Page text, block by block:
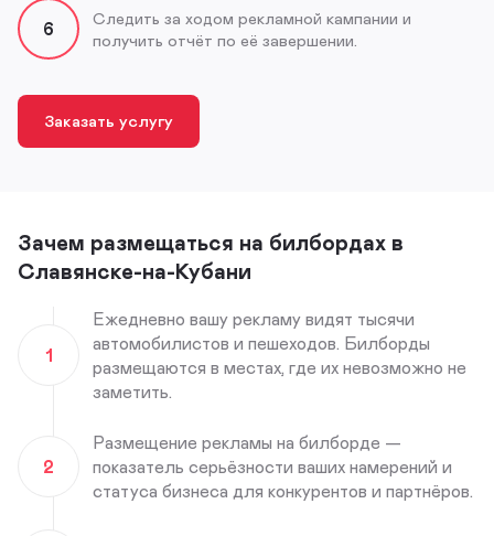
6
Следить за ходом рекламной кампании и
получить отчёт по её завершении.
Заказать услугу
Зачем размещаться на билбордах в
Славянске-на-Кубани
1
Ежедневно вашу рекламу видят тысячи
автомобилистов и пешеходов. Билборды
размещаются в местах, где их невозможно не
заметить.
2
Размещение рекламы на билборде —
показатель серьёзности ваших намерений и
статуса бизнеса для конкурентов и партнёров.